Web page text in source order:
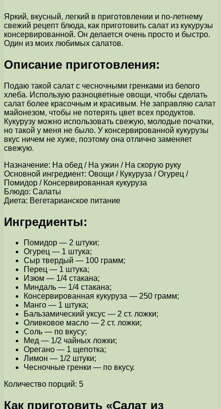
Яркий, вкусный, легкий в приготовлении и по-летнему
свежий рецепт блюда, как приготовить салат из кукурузы
консервированной. Он делается очень просто и быстро.
Один из моих любимых салатов.
Описание приготовления:
Подаю такой салат с чесночными гренками из белого
хлеба. Использую разноцветные овощи, чтобы сделать
салат более красочным и красивым. Не заправляю салат
майонезом, чтобы не потерять цвет всех продуктов.
Кукурузу можно использовать свежую, молодые початки,
но такой у меня не было. У консервированной кукурузы
вкус ничем не хуже, поэтому она отлично заменяет
свежую.
Назначение: На обед / На ужин / На скорую руку
Основной ингредиент: Овощи / Кукуруза / Огурец /
Помидор / Консервированная кукуруза
Блюдо: Салаты
Диета: Вегетарианское питание
Ингредиенты:
Помидор — 2 штуки;
Огурец — 1 штука;
Сыр твердый — 100 грамм;
Перец — 1 штука;
Изюм — 1/4 стакана;
Миндаль — 1/4 стакана;
Консервированная кукуруза — 250 грамм;
Манго — 1 штука;
Бальзамический уксус — 2 ст. ложки;
Оливковое масло — 2 ст. ложки;
Соль — по вкусу;
Мед — 1/2 чайных ложки;
Орегано — 1 щепотка;
Лимон — 1/2 штуки;
Чесночные гренки — по вкусу.
Количество порций: 5
Как приготовить «Салат из